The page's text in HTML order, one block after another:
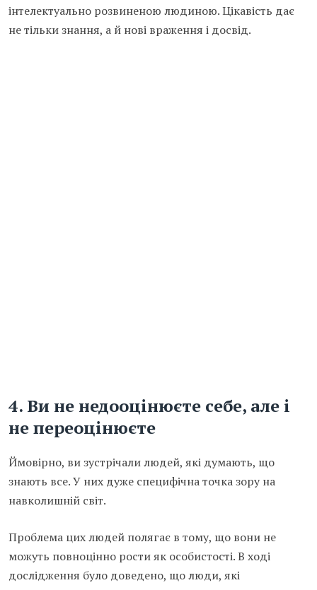
інтелектуально розвиненою людиною. Цікавість дає
не тільки знання, а й нові враження і досвід.
4. Ви не недооцінюєте себе, але і
не переоцінюєте
Ймовірно, ви зустрічали людей, які думають, що
знають все. У них дуже специфічна точка зору на
навколишній світ.
Проблема цих людей полягає в тому, що вони не
можуть повноцінно рости як особистості. В ході
дослідження було доведено, що люди, які